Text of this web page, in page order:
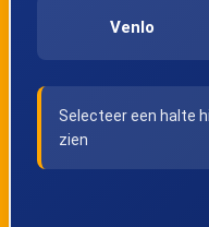
Venlo
Selecteer een halte
zien